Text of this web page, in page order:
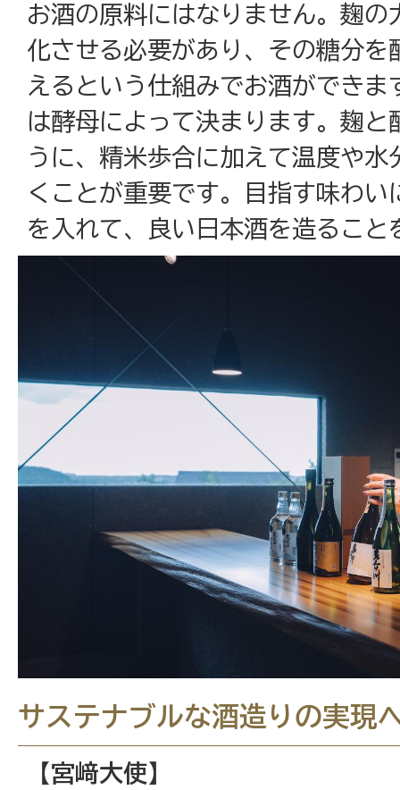
お酒の原料にはなりません。麹の
化させる必要があり、その糖分を
えるという仕組みでお酒ができ
は酵母によって決まります。麹と
うに、精米歩合に加えて温度や水
くことが重要です。目指す味わい
を入れて、良い日本酒を造ること
サステナブルな酒造りの実現
【宮﨑大使】